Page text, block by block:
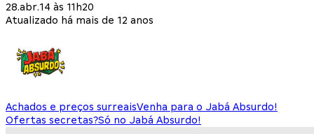
28.abr.14 às 11h20
Atualizado há mais de 12 anos
Achados e preços surreaisVenha para o Jabá Absurdo!
Ofertas secretas?Só no Jabá Absurdo!